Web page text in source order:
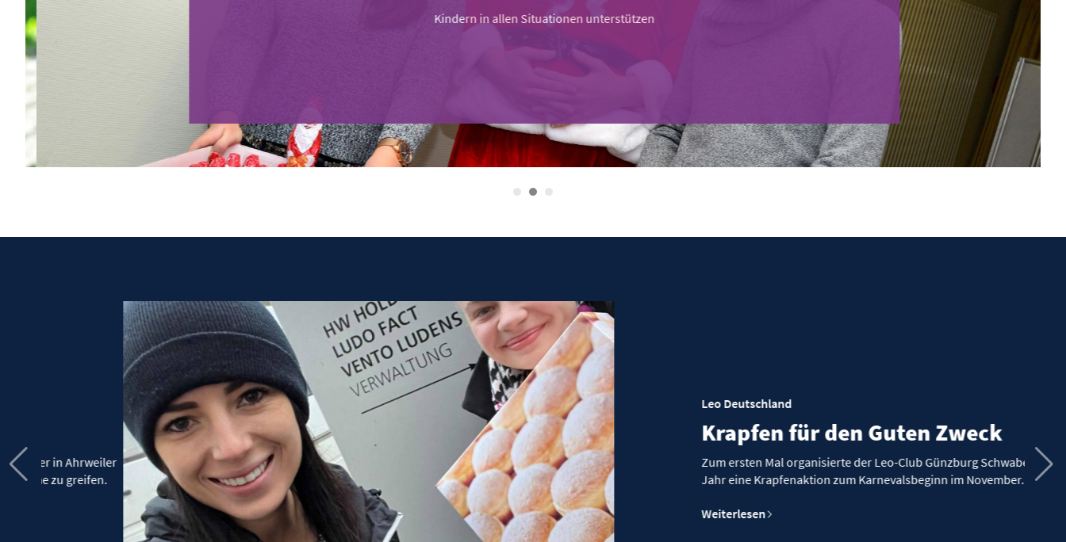
Kindern in allen Situationen unterstützen
Leo Deutschland
Krapfen für den Guten Zweck
Zum ersten Mal organisierte der Leo-Club Günzburg Schwaben in diesem
Jahr eine Krapfenaktion zum Karnevalsbeginn im November.